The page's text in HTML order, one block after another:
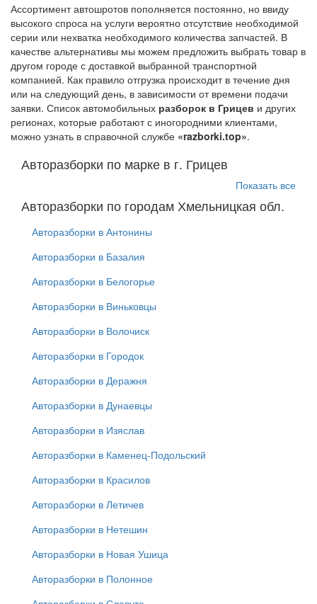
Ассортимент автошротов пополняется постоянно, но ввиду
высокого спроса на услуги вероятно отсутствие необходимой
серии или нехватка необходимого количества запчастей. В
качестве альтернативы мы можем предложить выбрать товар в
другом городе с доставкой выбранной транспортной
компанией. Как правило отгрузка происходит в течение дня
или на следующий день, в зависимости от времени подачи
заявки. Список автомобильных разборок в Грицев и других
регионах, которые работают с иногородними клиентами,
можно узнать в справочной службе «razborki.top».
Авторазборки по марке в г. Грицев
Показать все
Авторазборки по городам Хмельницкая обл.
Авторазборки в Антонины
Авторазборки в Базалия
Авторазборки в Белогорье
Авторазборки в Виньковцы
Авторазборки в Волочиск
Авторазборки в Городок
Авторазборки в Деражня
Авторазборки в Дунаевцы
Авторазборки в Изяслав
Авторазборки в Каменец-Подольский
Авторазборки в Красилов
Авторазборки в Летичев
Авторазборки в Нетешин
Авторазборки в Новая Ушица
Авторазборки в Полонное